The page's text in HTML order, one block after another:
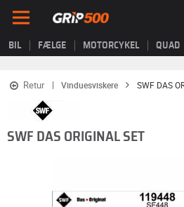
BIL FÆLGE MOTORCYKEL QUAD
Retur Vinduesviskere SWF DAS
SWF DAS ORIGINAL SET